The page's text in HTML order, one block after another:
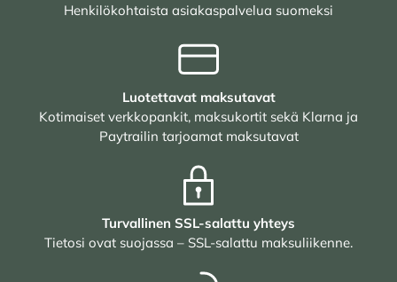
Henkilökohtaista asiakaspalvelua suomeksi
Luotettavat maksutavat
Kotimaiset verkkopankit, maksukortit sekä Klarna ja
Paytrailin tarjoamat maksutavat
Turvallinen SSL-salattu yhteys
Tietosi ovat suojassa – SSL-salattu maksuliikenne.